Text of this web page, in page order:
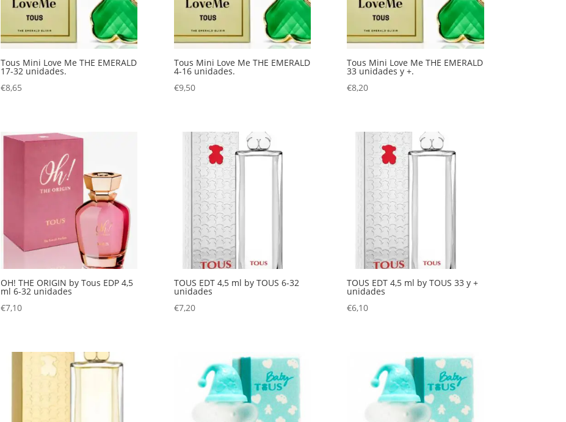
Tous Mini Love Me THE EMERALD
17-32 unidades.
€8,65
Tous Mini Love Me THE EMERALD
4-16 unidades.
€9,50
Tous Mini Love Me THE EMERALD
33 unidades y +.
€8,20
OH! THE ORIGIN by Tous EDP 4,5
ml 6-32 unidades
€7,10
TOUS EDT 4,5 ml by TOUS 6-32
unidades
€7,20
TOUS EDT 4,5 ml by TOUS 33 y +
unidades
€6,10